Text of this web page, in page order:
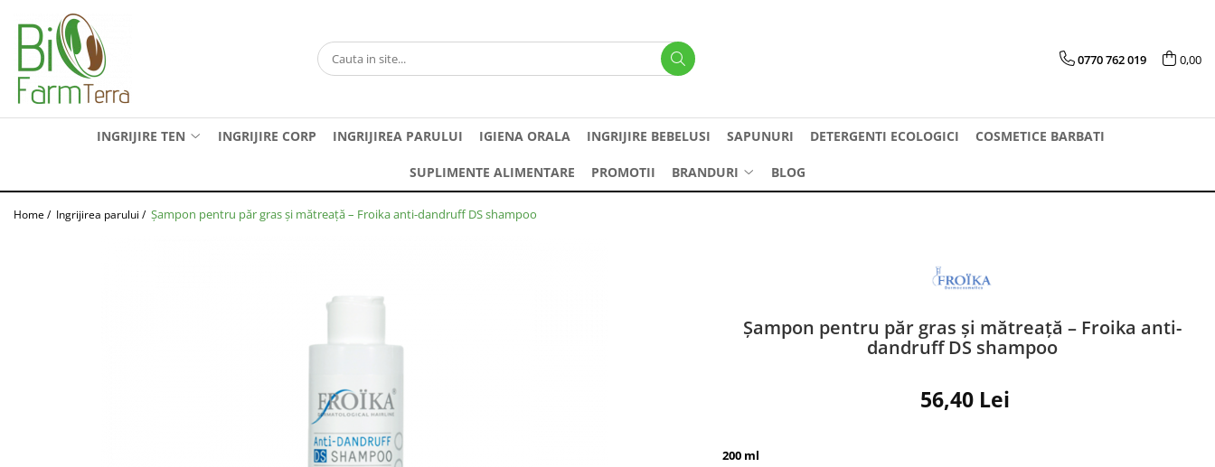
Ingrijire ten
Anti age
Ten sensibil
Branduri
Farma Dorsch
Olive Spa
0770 762 019 0,00
INGRIJIRE TEN INGRIJIRE CORP INGRIJIREA PARULUI IGIENA ORALA INGRIJIRE BEBELUSI SAPUNURI DETERGENTI ECOLOGICI COSMETICE BARBATI
SUPLIMENTE ALIMENTARE PROMOTII BRANDURI BLOG
Home / Ingrijirea parului / Șampon pentru păr gras și mătreață – Froika anti-dandruff DS shampoo
Șampon pentru păr gras și mătreață – Froika anti-
dandruff DS shampoo
56,40 Lei
200 ml